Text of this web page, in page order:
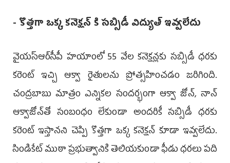
- కొత్త‌గా ఒక్క క‌నెక్ష‌న్ కి స‌బ్సిడీ విద్యుత్ ఇవ్వ‌లేదు
వైయ‌స్ఆర్‌సీపీ హ‌యాంలో 55 వేల క‌నెక్ష‌న్ల‌కు స‌బ్సిడీ ధ‌ర‌కు
క‌రెంట్ ఇచ్చి ఆక్వా రైతుల‌ను ప్రోత్స‌హించ‌డం జ‌రిగింది.
చంద్ర‌బాబు మాత్రం ఎన్నిక‌ల సంద‌ర్భంగా ఆక్వా జోన్, నాన్
ఆక్వాజోన్‌తో సంబంధం లేకుండా అంద‌రికీ స‌బ్సిడీ ధ‌ర‌కు
క‌రెంట్ ఇస్తాన‌ని చెప్పి కొత్త‌గా ఒక్క క‌నెక్ష‌న్ కూడా ఇవ్వ‌లేదు.
సిండికేట్ ముఠా ప్ర‌భుత్వానికి తెలియ‌కుండా ఫీడు ధ‌ర‌లు ప‌ది